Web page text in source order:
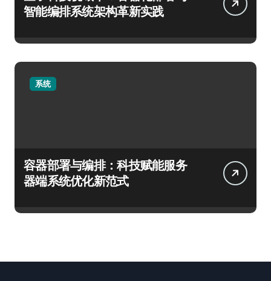
智能编排系统架构革新实践
系统
容器部署与编排：科技赋能服务
器端系统优化新范式